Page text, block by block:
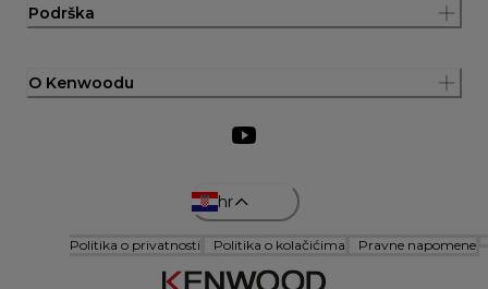
Podrška
O Kenwoodu
hr
Politika o privatnosti Politika o kolačićima Pravne napomene